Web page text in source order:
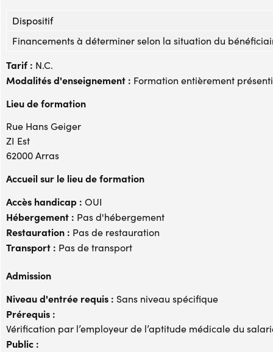
Dispositif
Financements à déterminer selon la situation du
Tarif : N.C.
Modalités d'enseignement : Formation entièrement
Lieu de formation
Rue Hans Geiger
ZI Est
62000 Arras
Accueil sur le lieu de formation
Accès handicap : OUI
Hébergement : Pas d'hébergement
Restauration : Pas de restauration
Transport : Pas de transport
Admission
Niveau d'entrée requis : Sans niveau spécifique
Prérequis :
Vérification par l’employeur de l’aptitude médicale du
Public :